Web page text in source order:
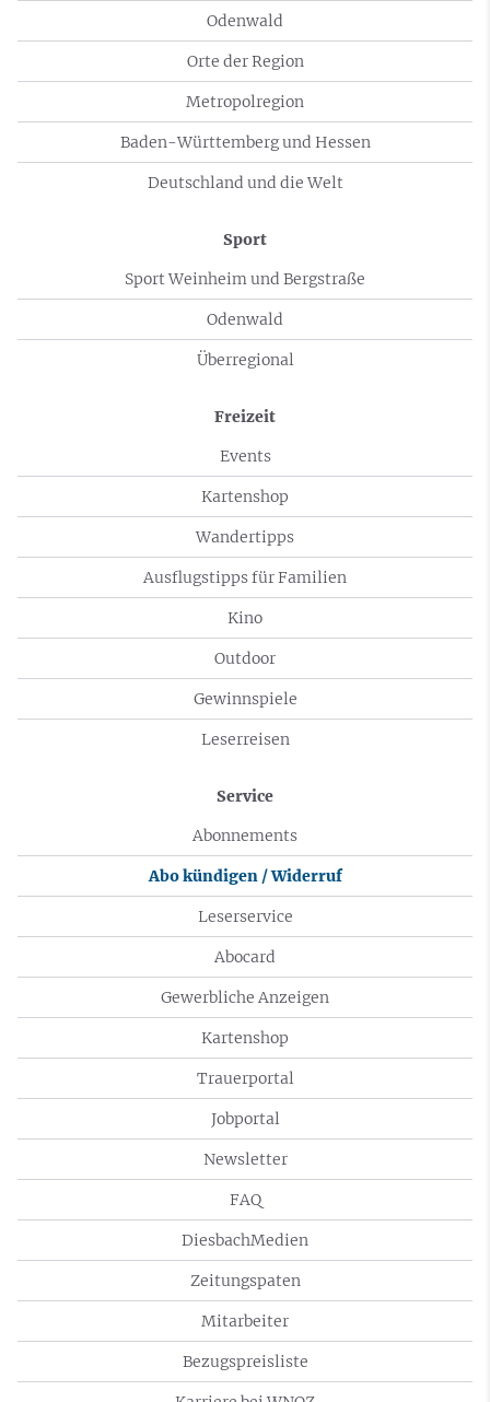
Odenwald
Orte der Region
Metropolregion
Baden-Württemberg und Hessen
Deutschland und die Welt
Sport
Sport Weinheim und Bergstraße
Odenwald
Überregional
Freizeit
Events
Kartenshop
Wandertipps
Ausflugstipps für Familien
Kino
Outdoor
Gewinnspiele
Leserreisen
Service
Abonnements
Abo kündigen / Widerruf
Leserservice
Abocard
Gewerbliche Anzeigen
Kartenshop
Trauerportal
Jobportal
Newsletter
FAQ
DiesbachMedien
Zeitungspaten
Mitarbeiter
Bezugspreisliste